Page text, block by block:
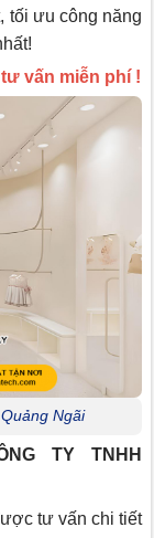
tối ưu công năng
vấn miễn phí !
Ngãi
TY TNHH
tư vấn chi tiết